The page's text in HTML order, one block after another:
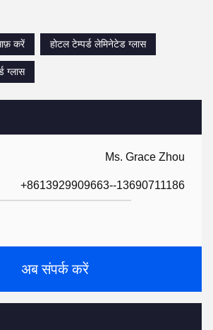
Ms. Grace Zhou
+8613929909663--13690711186
अब संपर्क करें
करें
होटल टेम्पर्ड लेमिनेटेड ग्लास
ग्लास